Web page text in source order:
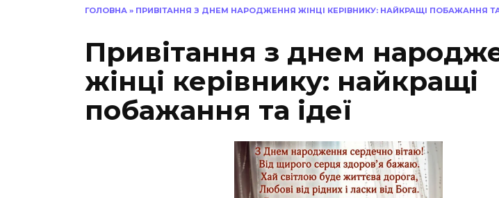
ГОЛОВНА » ПРИВІТАННЯ З ДНЕМ НАРОДЖЕННЯ ЖІНЦІ КЕРІВНИКУ: НАЙКРАЩІ ПОБАЖАННЯ ТА
Привітання з днем
жінці керівнику: найкращі
побажання та ідеї